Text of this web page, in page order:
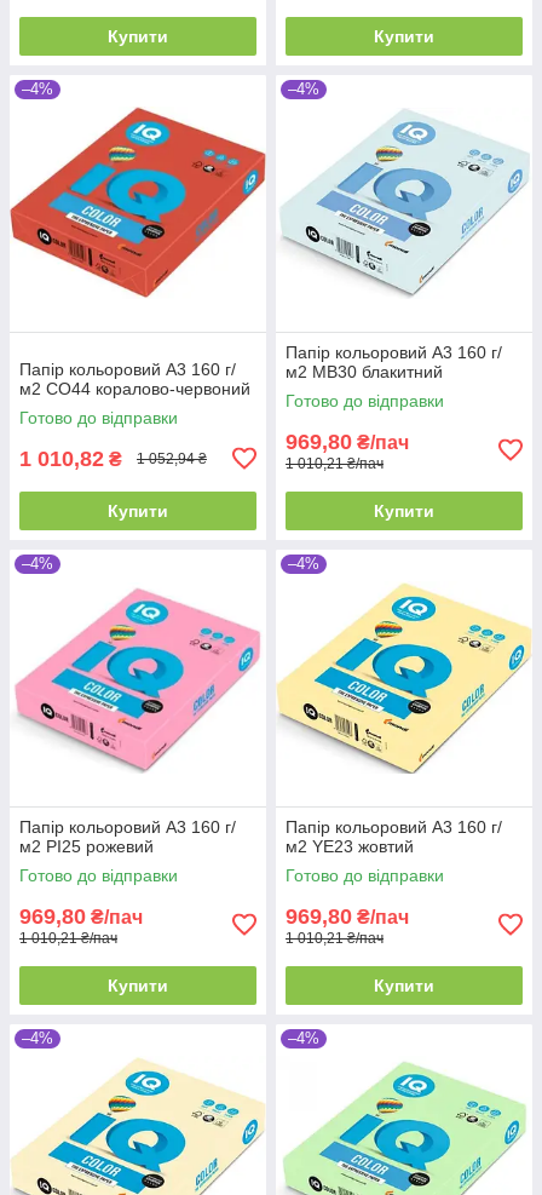
Купити Купити
–4%
Папір кольоровий А3 160 г/
м2 CO44 коралово-червоний
Готово до відправки
1 010,82 ₴ 1 052,94 ₴
Купити
–4%
Папір кольоровий А3 160 г/
м2 MB30 блакитний
Готово до відправки
969,80 ₴/пач
1 010,21 ₴/пач
Купити
–4%
Папір кольоровий А3 160 г/
м2 PI25 рожевий
Готово до відправки
969,80 ₴/пач
1 010,21 ₴/пач
Купити
–4%
Папір кольоровий А3 160 г/
м2 YE23 жовтий
Готово до відправки
969,80 ₴/пач
1 010,21 ₴/пач
Купити
–4% –4%